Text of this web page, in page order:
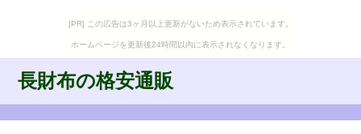
[PR] この広告は3ヶ月以上更新がないため表示されています。
ホームページを更新後24時間以内に表示されなくなります。
長財布の格安通販